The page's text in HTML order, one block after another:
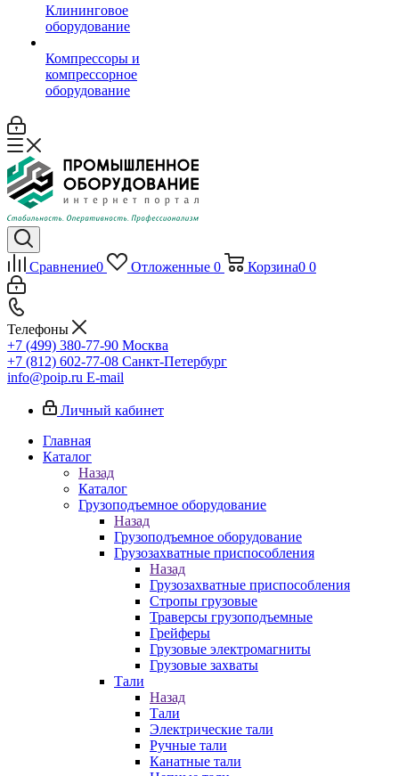
Клининговое
оборудование
Компрессоры и
компрессорное
оборудование
Сравнение0 Отложенные 0 Корзина0 0
Телефоны
+7 (499) 380-77-90 Москва
+7 (812) 602-77-08 Санкт-Петербург
info@poip.ru E-mail
Личный кабинет
Главная
Каталог
Назад
Каталог
Грузоподъемное оборудование
Назад
Грузоподъемное оборудование
Грузозахватные приспособления
Назад
Грузозахватные приспособления
Стропы грузовые
Траверсы грузоподъемные
Грейферы
Грузовые электромагниты
Грузовые захваты
Тали
Назад
Тали
Электрические тали
Ручные тали
Канатные тали